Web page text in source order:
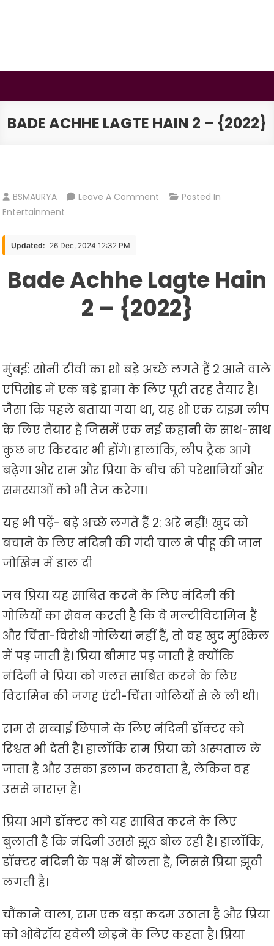
BADE ACHHE LAGTE HAIN 2 – {2022}
BSMAURYA Leave A Comment On
2
–
{2022}
Posted In
Entertainment
Updated: 26 Dec, 2024 12:32 PM
Bade Achhe Lagte Hain
2 – {2022}
मुंबई: सोनी टीवी का शो बड़े अच्छे लगते हैं 2 आने वाले
एपिसोड में एक बड़े ड्रामा के लिए पूरी तरह तैयार है।
जैसा कि पहले बताया गया था, यह शो एक टाइम लीप
के लिए तैयार है जिसमें एक नई कहानी के साथ-साथ
कुछ नए किरदार भी होंगे। हालांकि, लीप ट्रैक आगे
बढ़ेगा और राम और प्रिया के बीच की परेशानियों और
समस्याओं को भी तेज करेगा।
यह भी पढ़ें- बड़े अच्छे लगते हैं 2: अरे नहीं! खुद को
बचाने के लिए नंदिनी की गंदी चाल ने पीहू की जान
जोखिम में डाल दी
जब प्रिया यह साबित करने के लिए नंदिनी की
गोलियों का सेवन करती है कि वे मल्टीविटामिन हैं
और चिंता-विरोधी गोलियां नहीं हैं, तो वह खुद मुश्किल
में पड़ जाती है। प्रिया बीमार पड़ जाती है क्योंकि
नंदिनी ने प्रिया को गलत साबित करने के लिए
विटामिन की जगह एंटी-चिंता गोलियों से ले ली थी।
राम से सच्चाई छिपाने के लिए नंदिनी डॉक्टर को
रिश्वत भी देती है। हालाँकि राम प्रिया को अस्पताल ले
जाता है और उसका इलाज करवाता है, लेकिन वह
उससे नाराज़ है।
प्रिया आगे डॉक्टर को यह साबित करने के लिए
बुलाती है कि नंदिनी उससे झूठ बोल रही है। हालाँकि,
डॉक्टर नंदिनी के पक्ष में बोलता है, जिससे प्रिया झूठी
लगती है।
चौंकाने वाला, राम एक बड़ा कदम उठाता है और प्रिया
को ओबेरॉय हवेली छोड़ने के लिए कहता है। प्रिया